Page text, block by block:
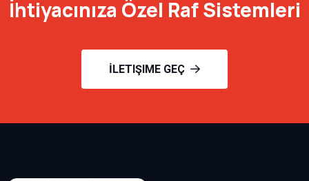
İhtiyacınıza Özel Raf Sistemleri
İLETIŞIME GEÇ